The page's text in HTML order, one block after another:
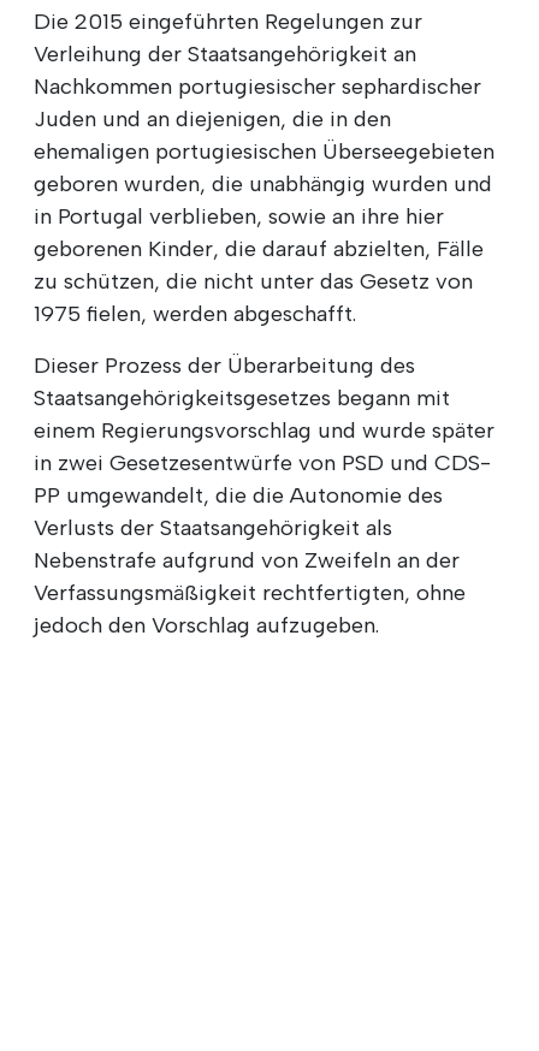
Die 2015 eingeführten Regelungen zur
Verleihung der Staatsangehörigkeit an
Nachkommen portugiesischer sephardischer
Juden und an diejenigen, die in den
ehemaligen portugiesischen Überseegebieten
geboren wurden, die unabhängig wurden und
in Portugal verblieben, sowie an ihre hier
geborenen Kinder, die darauf abzielten, Fälle
zu schützen, die nicht unter das Gesetz von
1975 fielen, werden abgeschafft.
Dieser Prozess der Überarbeitung des
Staatsangehörigkeitsgesetzes begann mit
einem Regierungsvorschlag und wurde später
in zwei Gesetzesentwürfe von PSD und CDS-
PP umgewandelt, die die Autonomie des
Verlusts der Staatsangehörigkeit als
Nebenstrafe aufgrund von Zweifeln an der
Verfassungsmäßigkeit rechtfertigten, ohne
jedoch den Vorschlag aufzugeben.